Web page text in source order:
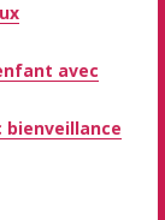
avec
bienveillance